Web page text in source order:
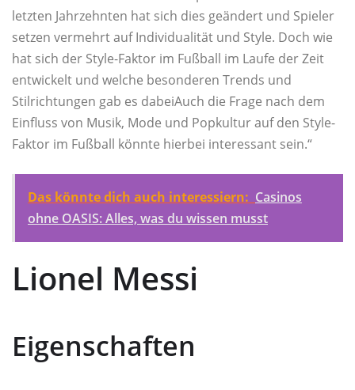
letzten Jahrzehnten hat sich dies geändert und Spieler
setzen vermehrt auf Individualität und Style. Doch wie
hat sich der Style-Faktor im Fußball im Laufe der Zeit
entwickelt und welche besonderen Trends und
Stilrichtungen gab es dabeiAuch die Frage nach dem
Einfluss von Musik, Mode und Popkultur auf den Style-
Faktor im Fußball könnte hierbei interessant sein.“
Das könnte dich auch interessiern: Casinos
ohne OASIS: Alles, was du wissen musst
Lionel Messi
Eigenschaften